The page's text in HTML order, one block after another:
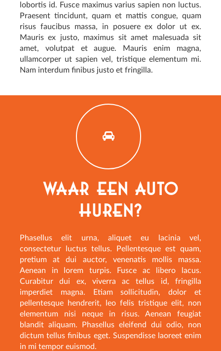
lobortis id. Fusce maximus varius sapien non luctus.
Praesent tincidunt, quam et mattis congue, quam
risus faucibus massa, in posuere ex dolor ut ex.
Mauris ex justo, maximus sit amet malesuada sit
amet, volutpat et augue. Mauris enim magna,
ullamcorper ut sapien vel, tristique elementum mi.
Nam interdum finibus justo et fringilla.
Waar een auto
huren?
Phasellus elit urna, aliquet eu lacinia vel,
consectetur luctus tellus. Pellentesque est quam,
pretium at dui auctor, venenatis mollis massa.
Aenean in lorem turpis. Fusce ac libero lacus.
Curabitur dui ex, viverra ac tellus id, fringilla
imperdiet magna. Etiam sollicitudin, dolor et
pellentesque hendrerit, leo felis tristique elit, non
elementum nisi neque in risus. Aenean feugiat
blandit aliquam. Phasellus eleifend dui odio, non
dictum tellus finibus eget. Suspendisse laoreet enim
in mi tempor euismod.